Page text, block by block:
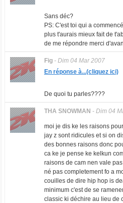
Sans déc?
PS: C'est toi qui a
plus t'aurais mieux fait de
de me répondre merci
Fig- Dim 04 Mar 2007
En réponse à...(cliquez ici)
De quoi tu parles????
THA SNOWMAN - Dim 04
moi je dis ke les raisons
jay z sont ridicules et si on
des bonnes raisons donc
ca ke je pense ke kelkun
raisons de cam nen vale
né pas completement fo a
couilles de dire hip hop is
minimum c'est de se
classic ki déchire au lieu de